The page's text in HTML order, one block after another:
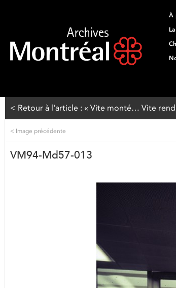
À
< Retour à l'article : « Vite monté… Vite
< Image précédente
VM94-Md57-013